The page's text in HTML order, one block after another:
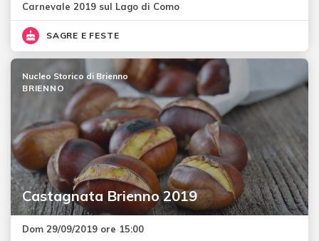
Carnevale 2019 sul Lago di Como
SAGRE E FESTE
Castagnata Brienno 2019
Nucleo Storico di Brienno
BRIENNO
Dom 29/09/2019 ore 15:00